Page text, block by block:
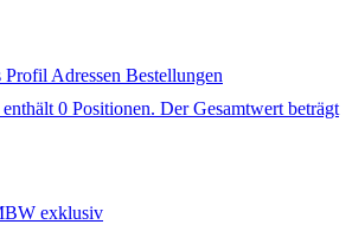
Profil Adressen Bestellungen
0 Positionen. Der Gesamtwert beträgt
exklusiv